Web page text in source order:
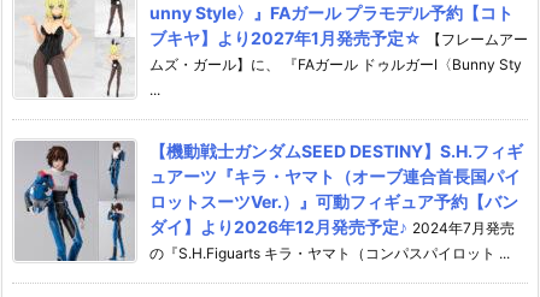
unny Style〉』FAガール プラモデル予約【コト
ブキヤ】より2027年1月発売予定☆
【フレームアー
ムズ・ガール】に、 『FAガール ドゥルガーI〈Bunny Sty
...
【機動戦士ガンダムSEED DESTINY】S.H.フィギ
ュアーツ『キラ・ヤマト（オーブ連合首長国パイ
ロットスーツVer.）』可動フィギュア予約【バン
ダイ】より2026年12月発売予定♪ 2024年7月発売
の『S.H.Figuarts キラ・ヤマト（コンパスパイロット ...